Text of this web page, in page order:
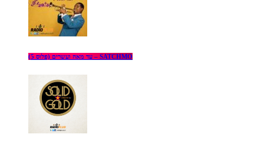
עד מאה ועשרים (פלוס 5) – SATCHMO